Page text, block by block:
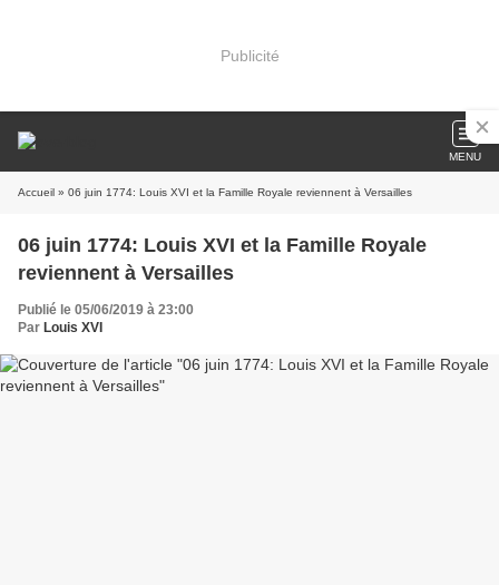
Publicité
MENU
Accueil » 06 juin 1774: Louis XVI et la Famille Royale reviennent à Versailles
06 juin 1774: Louis XVI et la Famille Royale
reviennent à Versailles
Publié le 05/06/2019 à 23:00
Par Louis XVI